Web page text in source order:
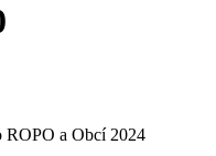
ROPO a Obcí 2024